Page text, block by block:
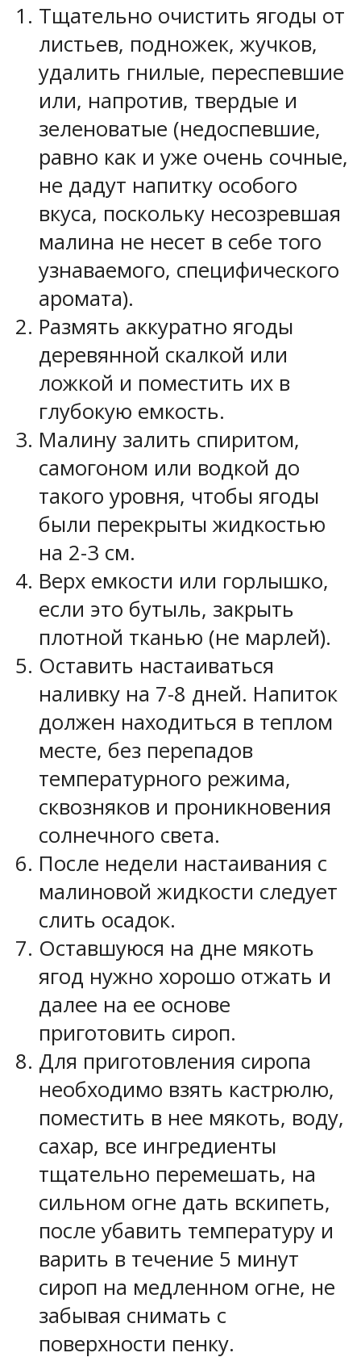
Тщательно очистить ягоды от
листьев, подножек, жучков,
удалить гнилые, переспевшие
или, напротив, твердые и
зеленоватые (недоспевшие,
равно как и уже очень сочные,
не дадут напитку особого
вкуса, поскольку несозревшая
малина не несет в себе того
узнаваемого, специфического
аромата).
Размять аккуратно ягоды
деревянной скалкой или
ложкой и поместить их в
глубокую емкость.
Малину залить спиритом,
самогоном или водкой до
такого уровня, чтобы ягоды
были перекрыты жидкостью
на 2-3 см.
Верх емкости или горлышко,
если это бутыль, закрыть
плотной тканью (не марлей).
Оставить настаиваться
наливку на 7-8 дней. Напиток
должен находиться в теплом
месте, без перепадов
температурного режима,
сквозняков и проникновения
солнечного света.
После недели настаивания с
малиновой жидкости следует
слить осадок.
Оставшуюся на дне мякоть
ягод нужно хорошо отжать и
далее на ее основе
приготовить сироп.
Для приготовления сиропа
необходимо взять кастрюлю,
поместить в нее мякоть, воду,
сахар, все ингредиенты
тщательно перемешать, на
сильном огне дать вскипеть,
после убавить температуру и
варить в течение 5 минут
сироп на медленном огне, не
забывая снимать с
поверхности пенку.